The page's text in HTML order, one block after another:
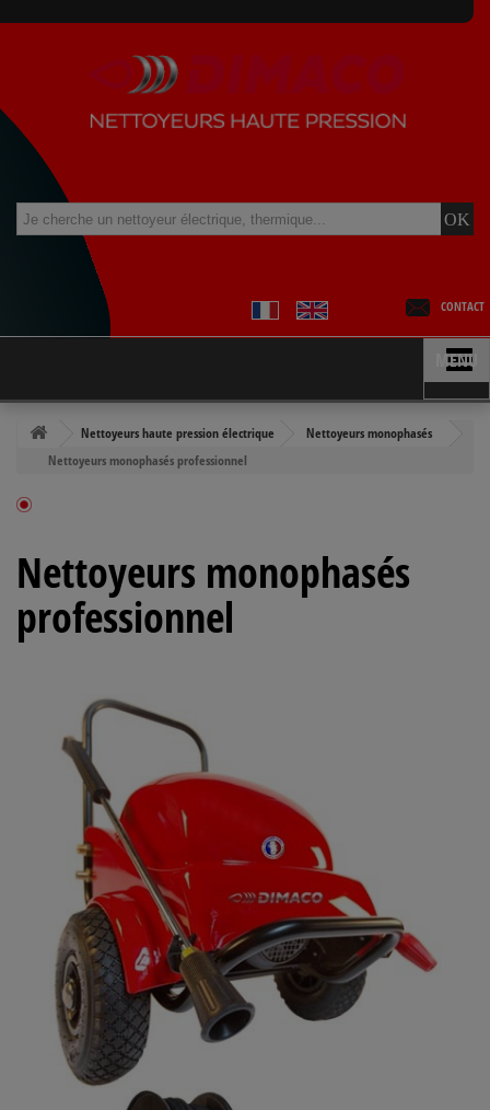
CONTACT
MENU
Nettoyeurs haute pression électrique
Nettoyeurs monophasés
Nettoyeurs monophasés professionnel
Nettoyeurs monophasés
professionnel